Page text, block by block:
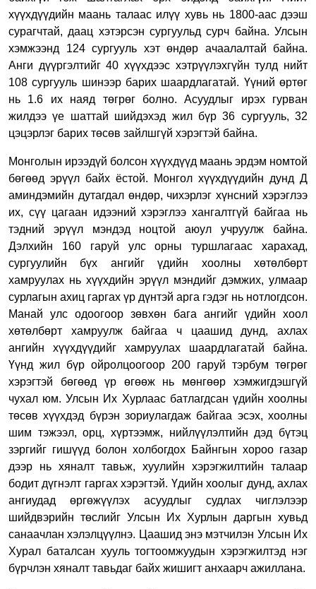
хүүхдүүдийн маань талаас илүү хувь нь 1800-аас дээш
сурагчтай, даац хэтэрсэн сургуульд сурч байна. Улсын
хэмжээнд 124 сургууль хэт өндөр ачаалалтай байна.
Анги дүүргэлтийг 40 хүүхдээс хэтрүүлэхгүйн тулд нийт
108 сургууль шинээр барих шаардлагатай. Үүний өртөг
нь 1.6 их наяд төгрөг болно. Асуудлыг ирэх гурван
жилдээ үе шаттай шийдэхэд жил бүр 36 сургууль, 32
цэцэрлэг барих төсөв зайлшгүй хэрэгтэй байна.
Монголын ирээдүй болсон хүүхдүүд маань эрдэм номтой
бөгөөд эрүүл байх ёстой. Монгол хүүхдүүдийн дунд Д
аминдэмийн дутагдал өндөр, чихэрлэг хүнсний хэрэглээ
их, сүү цагаан идээний хэрэглээ хангалтгүй байгаа нь
тэдний эрүүл мэндэд ноцтой аюул учруулж байна.
Дэлхийн 160 гаруй улс орны туршлагаас харахад,
сургуулийн бүх ангийг үдийн хоолны хөтөлбөрт
хамруулах нь хүүхдийн эрүүл мэндийг дэмжих, улмаар
сурлагын ахиц гаргах үр дүнтэй арга гэдэг нь нотлогдсон.
Манай улс одоогоор зөвхөн бага ангийг үдийн хоол
хөтөлбөрт хамруулж байгаа ч цаашид дунд, ахлах
ангийн хүүхдүүдийг хамруулах шаардлагатай байна.
Үүнд жил бүр ойролцоогоор 200 гаруй тэрбум төгрөг
хэрэгтэй бөгөөд үр өгөөж нь мөнгөөр хэмжигдэшгүй
чухал юм. Улсын Их Хурлаас батлагдсан үдийн хоолны
төсөв хүүхдэд бүрэн зориулагдаж байгаа эсэх, хоолны
шим тэжээл, орц, хүртээмж, нийлүүлэлтийн дэд бүтэц
зэргийг гишүүд болон холбогдох Байнгын хороо газар
дээр нь хяналт тавьж, хуулийн хэрэгжилтийн талаар
бодит дүгнэлт гаргах хэрэгтэй. Үдийн хоолыг дунд, ахлах
ангиудад өргөжүүлэх асуудлыг судлах чиглэлээр
шийдвэрийн төслийг Улсын Их Хурлын даргын хувьд
санаачлан хэлэлцүүлнэ. Цаашид энэ мэтчилэн Улсын Их
Хурал баталсан хууль тогтоомжуудын хэрэгжилтэд нэг
бүрчлэн хяналт тавьдаг байх жишигт анхаарч ажиллана.